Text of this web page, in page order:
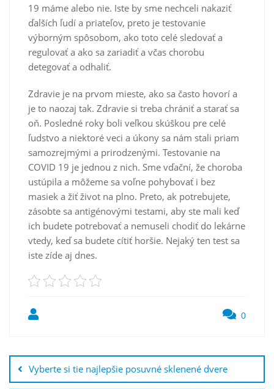
19 máme alebo nie. Iste by sme nechceli nakaziť
ďalších ľudí a priateľov, preto je testovanie
výborným spôsobom, ako toto celé sledovať a
regulovať a ako sa zariadiť a včas chorobu
detegovať a odhaliť.
Zdravie je na prvom mieste, ako sa často hovorí a
je to naozaj tak. Zdravie si treba chrániť a starať sa
oň. Posledné roky boli veľkou skúškou pre celé
ľudstvo a niektoré veci a úkony sa nám stali priam
samozrejmými a prirodzenými. Testovanie na
COVID 19 je jednou z nich. Sme vďační, že choroba
ustúpila a môžeme sa voľne pohybovať i bez
masiek a žiť život na plno. Preto, ak potrebujete,
zásobte sa antigénovými testami, aby ste mali keď
ich budete potrebovať a nemuseli chodiť do lekárne
vtedy, keď sa budete cítiť horšie. Nejaký ten test sa
iste zíde aj dnes.
0
navigation
Vyberte si tie najlepšie posuvné sklenené dvere